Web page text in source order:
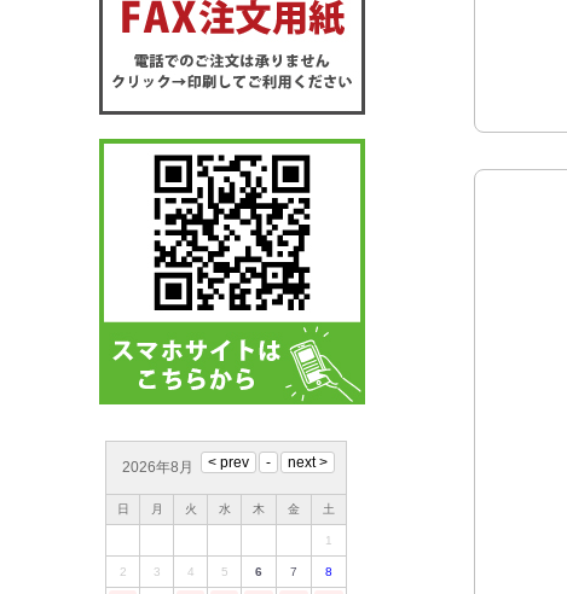
2026年8月
日 月 火 水 木 金 土
1
2 3 4 5 6 7 8